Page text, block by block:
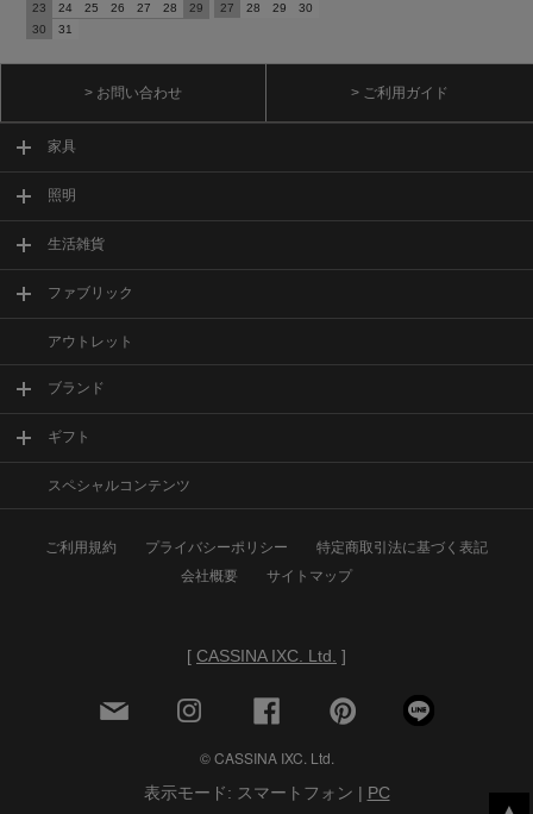
▲
23
24 25 26 27 28
29
30
31
27
28 29 30
> お問い合わせ > ご利用ガイド
家具
照明
生活雑貨
ファブリック
アウトレット
ブランド
ギフト
スペシャルコンテンツ
ご利用規約 プライバシーポリシー
特定商取引法に基づく表記
会社概要
サイトマップ
[ CASSINA IXC. Ltd. ]
© CASSINA IXC. Ltd.
表示モード: スマートフォン | PC